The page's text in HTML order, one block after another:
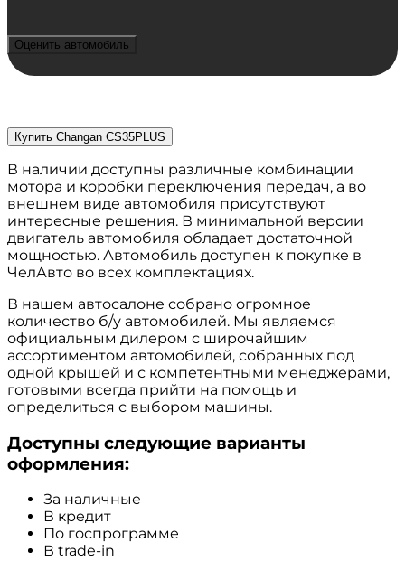
Оценить автомобиль
Купить Changan CS35PLUS
В наличии доступны различные комбинации
мотора и коробки переключения передач, а во
внешнем виде автомобиля присутствуют
интересные решения. В минимальной версии
двигатель автомобиля обладает достаточной
мощностью. Автомобиль доступен к покупке в
ЧелАвто во всех комплектациях.
В нашем автосалоне собрано огромное
количество б/у автомобилей. Мы являемся
официальным дилером с широчайшим
ассортиментом автомобилей, собранных под
одной крышей и с компетентными менеджерами,
готовыми всегда прийти на помощь и
определиться с выбором машины.
Доступны следующие варианты
оформления:
За наличные
В кредит
По госпрограмме
В trade-in